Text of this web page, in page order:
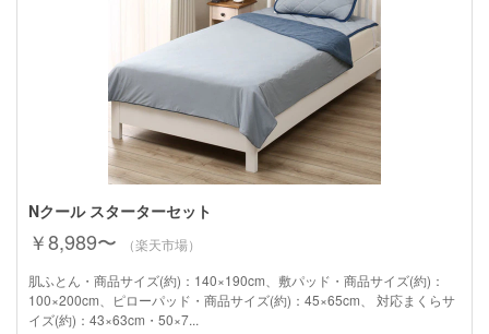
Nクール スターターセット
￥8,989〜
（楽天市場）
肌ふとん・商品サイズ(約)：140×190cm、敷パッド・商品サイズ(約)：
100×200cm、ピローパッド・商品サイズ(約)：45×65cm、 対応まくらサ
イズ(約)：43×63cm・50×7...